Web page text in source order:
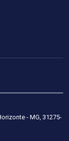
- MG, 31275-